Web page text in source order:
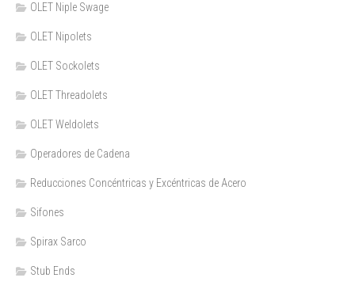
OLET Niple Swage
OLET Nipolets
OLET Sockolets
OLET Threadolets
OLET Weldolets
Operadores de Cadena
Reducciones Concéntricas y Excéntricas de Acero
Sifones
Spirax Sarco
Stub Ends